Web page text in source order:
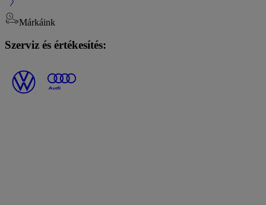
Márkáink
Szerviz és értékesítés: